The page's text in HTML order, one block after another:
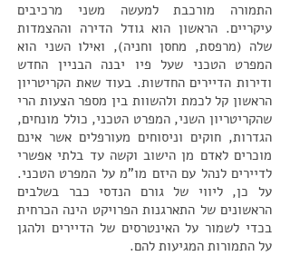
התמורה מורכבת למעשה משני מרכיבים
עיקריים. הראשון הוא גודל הדירה וההצמדות
שלה (מרפסת, מחסן וחניה), ואילו השני הוא
המפרט הטכני שעל פיו יבנה הבניין החדש
ודירות הדיירים החדשות. בעוד שאת הקריטריון
הראשון קל לכמת ולהשוות בין מספר הצעות הרי
שהקריטריון השני, המפרט הטכני, כולל מונחים,
הגדרות, חוקים וניסוחים מעורפלים אשר אינם
מוכרים לאדם מן הישוב וקשה עד בלתי אפשרי
לדיירים לנהל עם היזם מו"מ על המפרט הטכני.
על כן, ליווי של גורם הנדסי כבר בשלבים
הראשונים של התארגנות הפרויקט הינה הכרחית
בכדי לשמור על האינטרסים של הדיירים ולהגן
על התמורות המגיעות להם.